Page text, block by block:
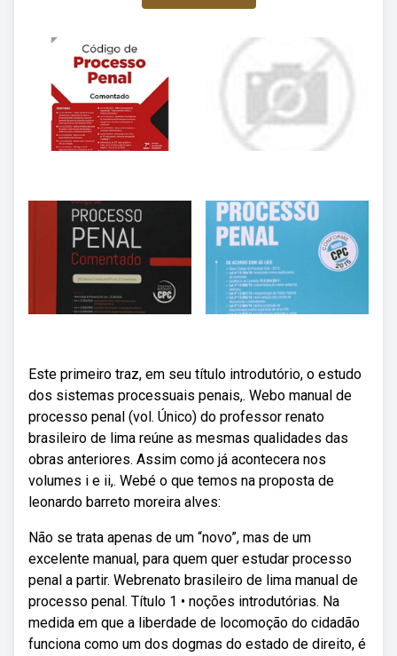
Este primeiro traz, em seu título introdutório, o estudo
dos sistemas processuais penais,. Webo manual de
processo penal (vol. Único) do professor renato
brasileiro de lima reúne as mesmas qualidades das
obras anteriores. Assim como já acontecera nos
volumes i e ii,. Webé o que temos na proposta de
leonardo barreto moreira alves:
Não se trata apenas de um “novo”, mas de um
excelente manual, para quem quer estudar processo
penal a partir. Webrenato brasileiro de lima manual de
processo penal. Título 1 • noções introdutórias. Na
medida em que a liberdade de locomoção do cidadão
funciona como um dos dogmas do estado de direito, é